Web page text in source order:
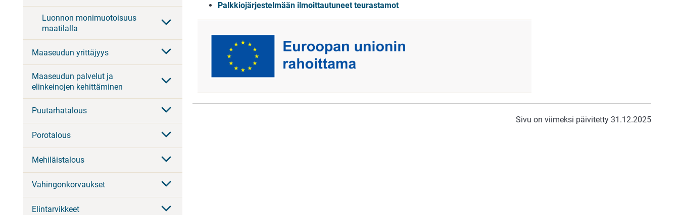
Luonnon monimuotoisuus
maatilalla
Maaseudun yrittäjyys
Maaseudun palvelut ja
elinkeinojen kehittäminen
Puutarhatalous
Porotalous
Mehiläistalous
Vahingonkorvaukset
Elintarvikkeet
Palkkiojärjestelmään ilmoittautuneet teurastamot
Sivu on viimeksi päivitetty 31.12.2025